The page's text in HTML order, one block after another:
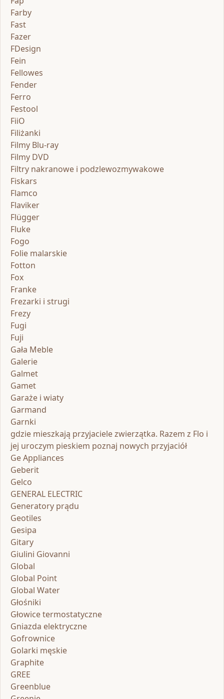
Farby
Fast
Fazer
FDesign
Fein
Fellowes
Fender
Ferro
Festool
FiiO
Filiżanki
Filmy Blu-ray
Filmy DVD
Filtry nakranowe i podzlewozmywakowe
Fiskars
Flamco
Flaviker
Flügger
Fluke
Fogo
Folie malarskie
Fotton
Fox
Franke
Frezarki i strugi
Frezy
Fugi
Fuji
Gała Meble
Galerie
Galmet
Gamet
Garaże i wiaty
Garmand
Garnki
gdzie mieszkają przyjaciele zwierzątka. Razem z Flo i
jej uroczym pieskiem poznaj nowych przyjaciół
Ge Appliances
Geberit
Gelco
GENERAL ELECTRIC
Generatory prądu
Geotiles
Gesipa
Gitary
Giulini Giovanni
Global
Global Point
Global Water
Głośniki
Głowice termostatyczne
Gniazda elektryczne
Gofrownice
Golarki męskie
Graphite
GREE
Greenblue